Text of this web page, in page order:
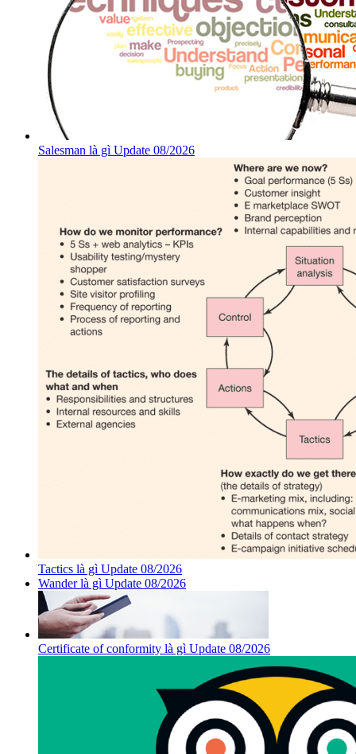
Salesman là gì Update 08/2026
Tactics là gì Update 08/2026
Wander là gì Update 08/2026
Certificate of conformity là gì Update 08/2026